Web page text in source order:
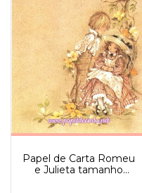
Papel de Carta Romeu
e Julieta tamanho